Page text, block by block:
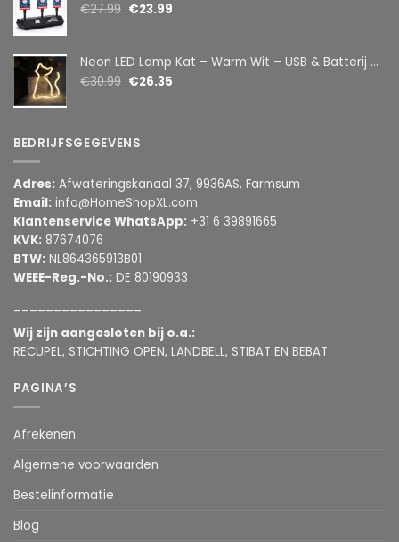
€27.99 €23.99
Neon LED Lamp Kat – Warm Wit – USB & Batterij – Decoratieve Tafellamp voor Kinderkamer – 28,5 x 24,5 cm
€30.99 €26.35
BEDRIJFSGEGEVENS
Adres: Afwateringskanaal 37, 9936AS, Farmsum
Email: info@HomeShopXL.com
Klantenservice WhatsApp: +31 6 39891665
KVK: 87674076
BTW: NL864365913B01
WEEE-Reg.-No.: DE 80190933
Wij zijn aangesloten bij o.a.:
RECUPEL, STICHTING OPEN, LANDBELL, STIBAT EN BEBAT
PAGINA’S
Afrekenen
Algemene voorwaarden
Bestelinformatie
Blog